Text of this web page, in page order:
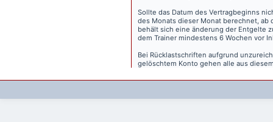
Sollte das Datum des Vertragbeginns
des Monats dieser Monat berechnet, ab
behält sich eine änderung der Entgelte
dem Trainer mindestens 6 Wochen vor
Bei Rücklastschriften aufgrund
gelöschtem Konto gehen alle aus